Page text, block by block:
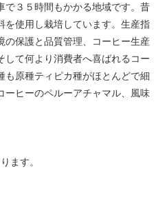
で３５時間もかかる地域です。昔
を使用し栽培しています。生産指
の保護と品質管理、コーヒー生産
して何より消費者へ喜ばれるコー
も原種ティピカ種がほとんどで細
ーヒーのペルーアチャマル、風味
ます。